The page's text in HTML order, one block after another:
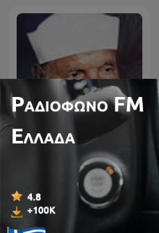
تفسير القرآن الكريم